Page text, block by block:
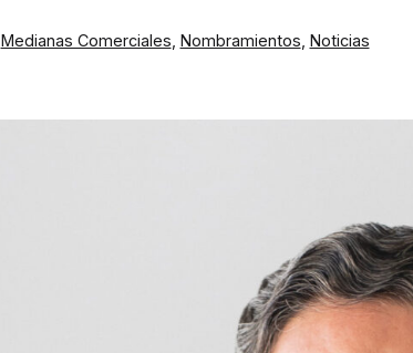
Categorizado
Medianas Comerciales Nombramientos Noticias